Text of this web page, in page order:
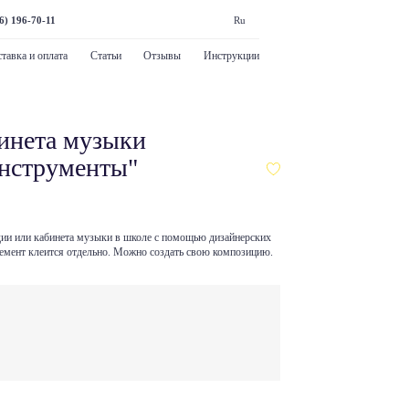
196-70-11 Ru
и оплата Статьи Отзывы Инструкции
музыки
или кабинета музыки в школе с помощью дизайнерских
клеится отдельно. Можно создать свою композицию.